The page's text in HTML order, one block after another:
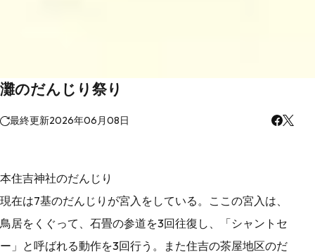
灘のだんじり祭り
最終更新2026年06月08日
本住吉神社のだんじり
現在は7基のだんじりが宮入をしている。ここの宮入は、
鳥居をくぐって、石畳の参道を3回往復し、「シャントセ
ー」と呼ばれる動作を3回行う。また住吉の茶屋地区のだ